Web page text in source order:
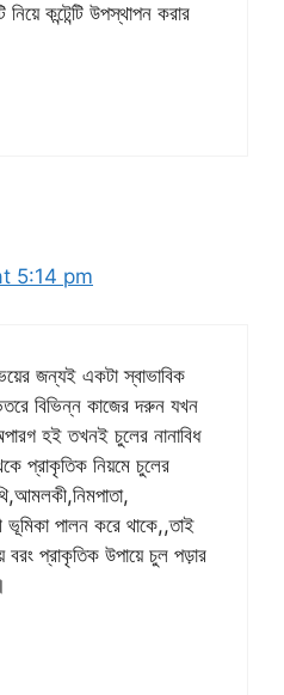
কন্টেন্টি উপস্থাপন করার
5:14 pm
জন্যই একটা স্বাভাবিক
বিভিন্ন কাজের দরুন যখন
হই তখনই চুলের নানাবিধ
প্রাকৃতিক নিয়মে চুলের
ভূমিকা পালন করে থাকে,,তাই
প্রাকৃতিক উপায়ে চুল পড়ার